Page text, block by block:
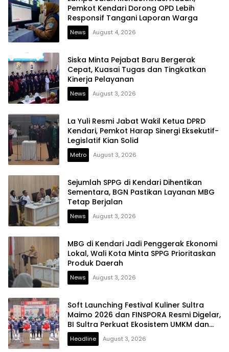
Pemkot Kendari Dorong OPD Lebih
Responsif Tangani Laporan Warga
News August 4, 2026
Siska Minta Pejabat Baru Bergerak
Cepat, Kuasai Tugas dan Tingkatkan
Kinerja Pelayanan
News August 3, 2026
La Yuli Resmi Jabat Wakil Ketua DPRD
Kendari, Pemkot Harap Sinergi Eksekutif-
Legislatif Kian Solid
Metro August 3, 2026
Sejumlah SPPG di Kendari Dihentikan
Sementara, BGN Pastikan Layanan MBG
Tetap Berjalan
News August 3, 2026
MBG di Kendari Jadi Penggerak Ekonomi
Lokal, Wali Kota Minta SPPG Prioritaskan
Produk Daerah
News August 3, 2026
Soft Launching Festival Kuliner Sultra
Maimo 2026 dan FINSPORA Resmi Digelar,
BI Sultra Perkuat Ekosistem UMKM dan
Digitalisasi Ekonomi
Headline August 3, 2026